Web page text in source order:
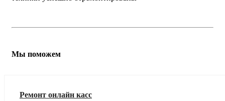
Мы поможем
Ремонт онлайн касс